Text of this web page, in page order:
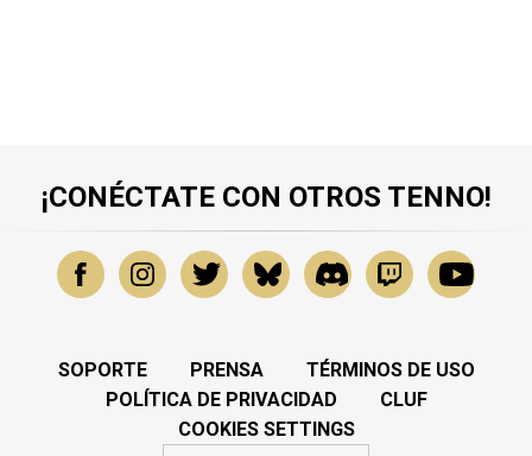
¡CONÉCTATE CON OTROS TENNO!
SOPORTE PRENSA
TÉRMINOS DE USO
POLÍTICA DE PRIVACIDAD
CLUF
COOKIES SETTINGS